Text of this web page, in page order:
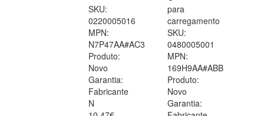
SKU:
0220005016
MPN:
N7P47AA#AC3
Produto:
Novo
Garantia:
Fabricante
N
para
carregamento
SKU:
0480005001
MPN:
169H9AA#ABB
Produto:
Novo
Garantia: